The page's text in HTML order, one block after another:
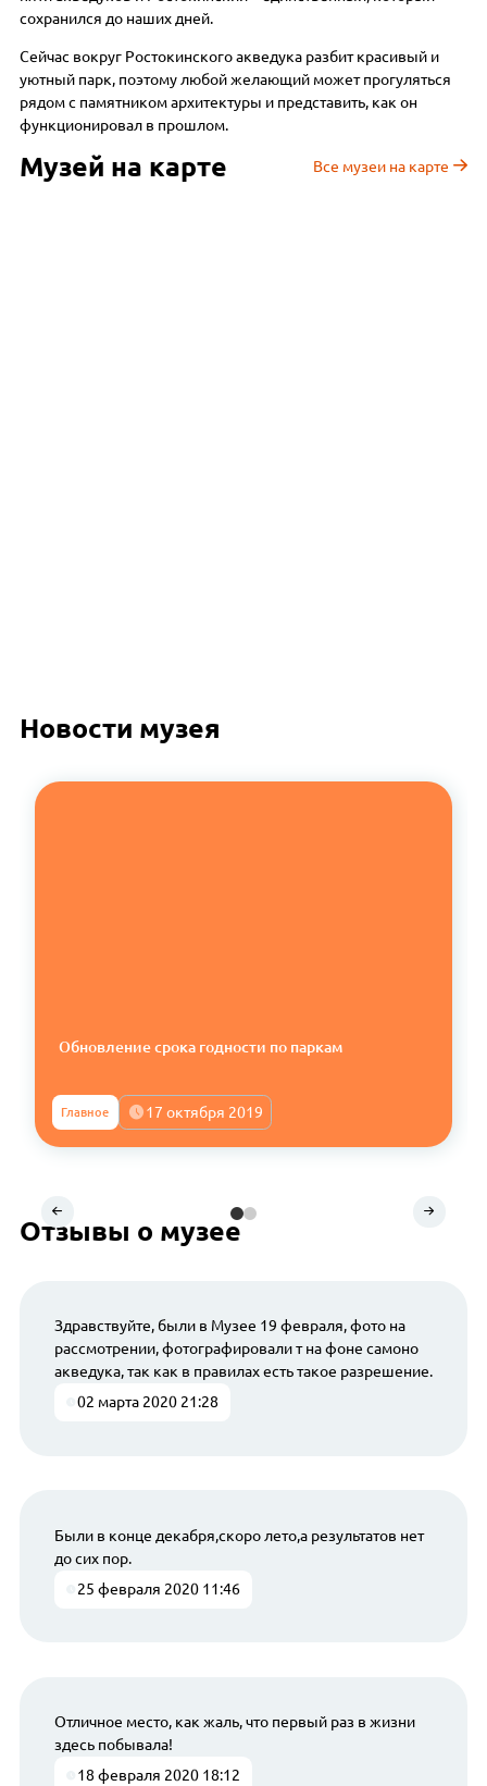
сохранился до наших дней.
Сейчас вокруг Ростокинского акведука разбит красивый и
уютный парк, поэтому любой желающий может прогуляться
рядом с памятником архитектуры и представить, как он
функционировал в прошлом.
Музей на карте Все музеи на карте
Новости музея
Обновление срока годности по паркам
Главное 17 октября 2019
Отзывы о музее
Здравствуйте, были в Музее 19 февраля, фото на
рассмотрении, фотографировали т на фоне самоно
акведука, так как в правилах есть такое разрешение.
02 марта 2020 21:28
Были в конце декабря,скоро лето,а результатов нет
до сих пор.
25 февраля 2020 11:46
Отличное место, как жаль, что первый раз в жизни
здесь побывала!
18 февраля 2020 18:12